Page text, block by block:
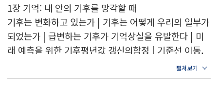
1장 기억: 내 안의 기후를 망각할 때
기후는 변화하고 있는가 | 기후는 어떻게 우리의 일부가
되었는가 | 급변하는 기후가 기억상실을 유발한다 | 미
래 예측을 위한 기후평년값 갱신의함정 | 기준선 이동,
점진적 소멸에 대한 점진적 순응 | ‘기후 망각’ 현상의 해
독제인 ‘기후 공감’